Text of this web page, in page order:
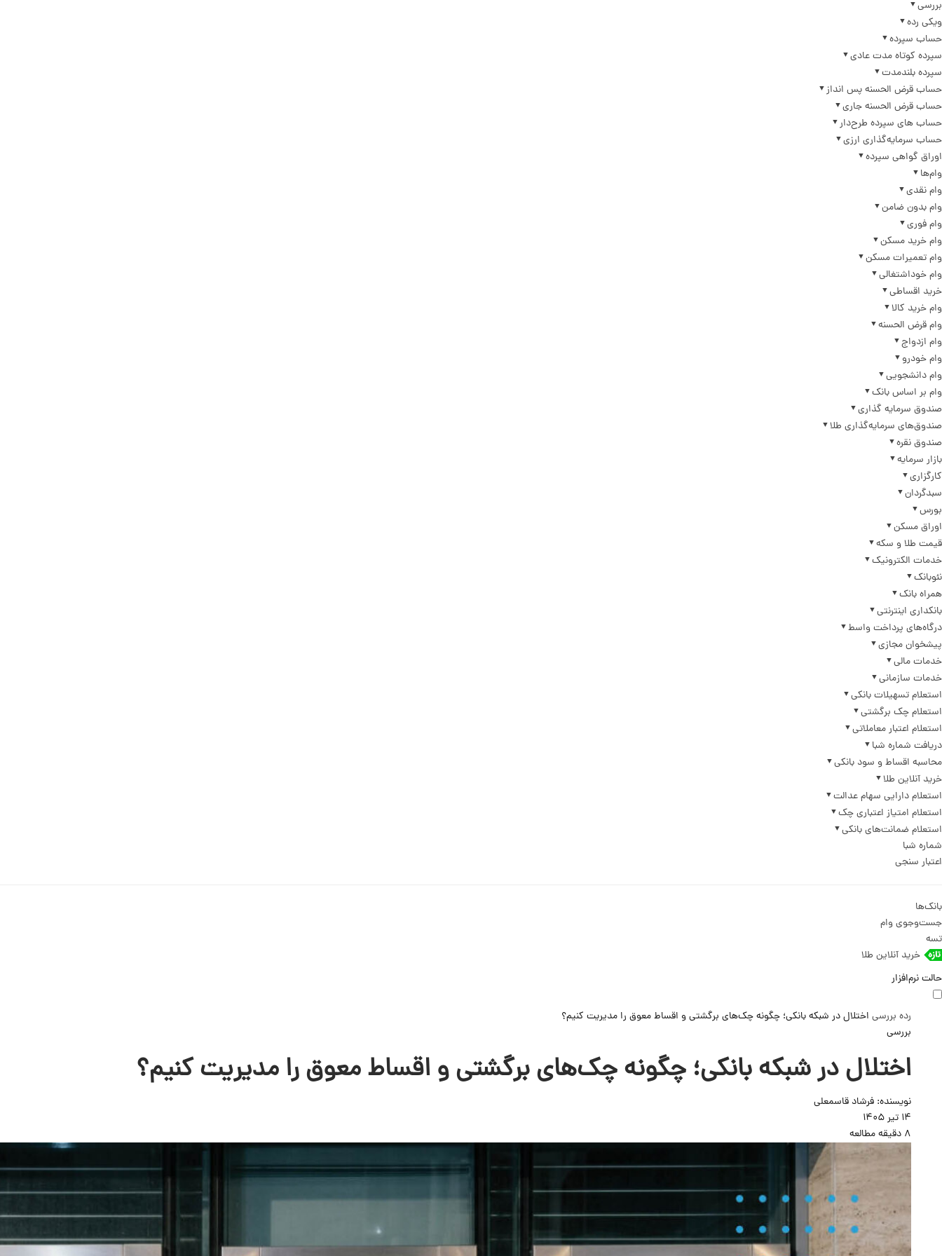
بررسی
ویکی رده
حساب سپرده
سپرده کوتاه مدت عادی
سپرده بلندمدت
حساب قرض الحسنه پس انداز
حساب قرض الحسنه جاری
حساب های سپرده طرح‌دار
حساب سرمایه‌گذاری ارزی
اوراق گواهی سپرده
وام‌ها
وام نقدی
وام بدون ضامن
وام فوری
وام خرید مسکن
وام تعمیرات مسکن
وام خوداشتغالی
خرید اقساطی
وام خرید کالا
وام قرض الحسنه
وام ازدواج
وام خودرو
وام دانشجویی
وام بر اساس بانک
صندوق سرمایه گذاری
صندوق‌های سرمایه‌گذاری طلا
صندوق نقره
بازار سرمایه
کارگزاری
سبدگردان
بورس
اوراق مسکن
قیمت طلا و سکه
خدمات الکترونیک
نئوبانک
همراه بانک
بانکداری اینترنتی
درگاه‌های پرداخت واسط
پیشخوان مجازی
خدمات مالی
خدمات سازمانی
استعلام تسهیلات بانکی
استعلام چک برگشتی
استعلام اعتبار معاملاتی
دریافت شماره شبا
محاسبه اقساط و سود بانکی
خرید آنلاین طلا
استعلام دارایی سهام عدالت
استعلام امتیاز اعتباری چک
استعلام ضمانت‌های بانکی
شماره شبا
اعتبار سنجی
بانک‌ها
جست‌وجوی وام
تسه
خرید آنلاین طلا
حالت نرم‌افزار
رده بررسی اختلال در شبکه بانکی؛ چگونه چک‌های برگشتی و اقساط معوق را مدیریت کنیم؟
بررسی
اختلال در شبکه بانکی؛ چگونه چک‌های برگشتی و اقساط معوق را مدیریت کنیم؟
نویسنده: فرشاد قاسمعلی
14 تیر 1405
8 دقیقه مطالعه